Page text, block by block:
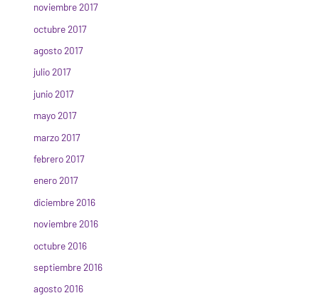
noviembre 2017
octubre 2017
agosto 2017
julio 2017
junio 2017
mayo 2017
marzo 2017
febrero 2017
enero 2017
diciembre 2016
noviembre 2016
octubre 2016
septiembre 2016
agosto 2016